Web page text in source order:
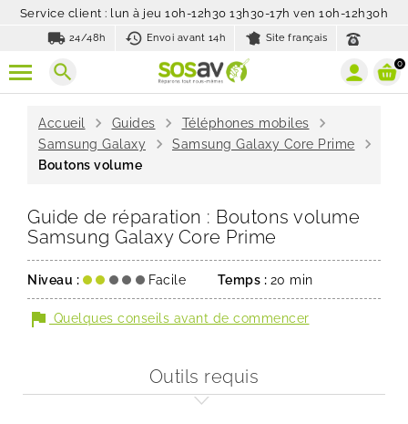
Service client : lun à jeu 10h-12h30 13h30-17h ven 10h-12h30h
local_shipping 24/48h history_toggle_off
Envoi avant 14h Site français
search 0
Accueil chevron_right Guides chevron_right Téléphones mobiles chevron_right
Samsung Galaxy chevron_right Samsung Galaxy Core Prime chevron_right
Boutons volume
Guide de réparation : Boutons volume
Samsung Galaxy Core Prime
Niveau : Facile Temps : 20 min
flag Quelques conseils avant de commencer
Outils requis